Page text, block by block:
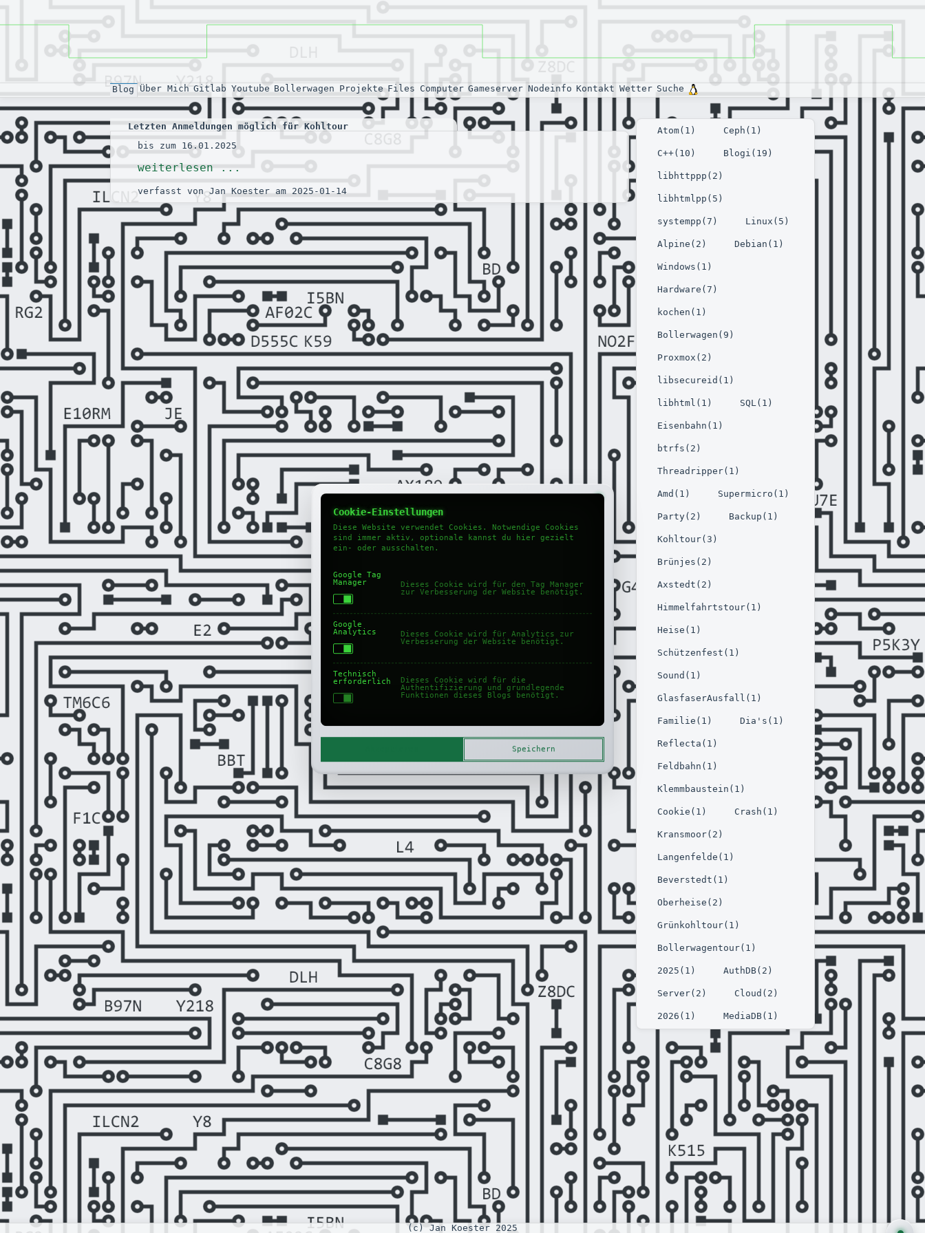
Blog Über Mich Gitlab Youtube Bollerwagen Projekte Files Computer Gameserver Nodeinfo Kontakt Wetter Suche
Letzten Anmeldungen möglich für Kohltour
bis zum 16.01.2025
weiterlesen ...
verfasst von Jan Koester am 2025-01-14
Atom(1) Ceph(1)
C++(10) Blogi(19)
libhttppp(2)
libhtmlpp(5)
systempp(7) Linux(5)
Alpine(2) Debian(1)
Windows(1)
Hardware(7)
kochen(1)
Bollerwagen(9)
Proxmox(2)
libsecureid(1)
libhtml(1) SQL(1)
Eisenbahn(1)
btrfs(2)
Threadripper(1)
Amd(1) Supermicro(1)
Party(2) Backup(1)
Kohltour(3)
Brünjes(2)
Axstedt(2)
Himmelfahrtstour(1)
Heise(1)
Schützenfest(1)
Sound(1)
GlasfaserAusfall(1)
Familie(1) Dia's(1)
Reflecta(1)
Feldbahn(1)
Klemmbaustein(1)
Cookie(1) Crash(1)
Kransmoor(2)
Langenfelde(1)
Beverstedt(1)
Oberheise(2)
Grünkohltour(1)
Bollerwagentour(1)
2025(1) AuthDB(2)
Server(2) Cloud(2)
2026(1) MediaDB(1)
(c) Jan Koester 2025
Cookie-Einstellungen
Diese Website verwendet Cookies. Notwendige Cookies
sind immer aktiv, optionale kannst du hier gezielt
ein- oder ausschalten.
Google Tag
Manager
Dieses Cookie wird für den Tag Manager
zur Verbesserung der Website benötigt.
Google
Analytics
Dieses Cookie wird für Analytics zur
Verbesserung der Website benötigt.
Technisch
erforderlich
Dieses Cookie wird für die
Authentifizierung und grundlegende
Funktionen dieses Blogs benötigt.
Speichern